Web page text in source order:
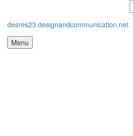
desres23.designandcommunication.net
Menu